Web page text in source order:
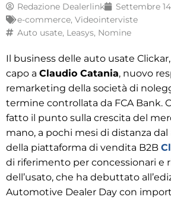
Redazione Dealerlink
Settembre
e-commerce, Videointerviste
Auto usate, Leasys, Nomine
Il business delle auto usate
capo a Claudio Catania, nuovo
remarketing della società di
termine controllata da FCA Bank.
fatto il punto sulla crescita del
mano, a pochi mesi di distanza
della piattaforma di vendita B2B
di riferimento per concessionari e
dell’usato, che ha debuttato
Automotive Dealer Day con